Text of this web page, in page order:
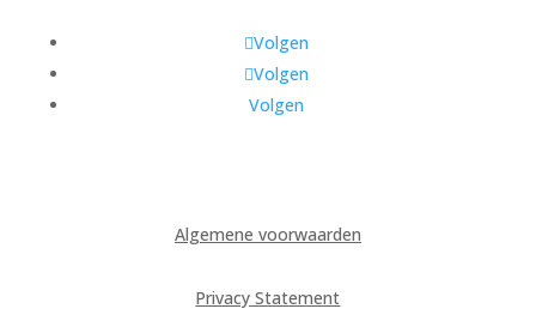
Volgen
Volgen
Volgen
Algemene voorwaarden
Privacy Statement